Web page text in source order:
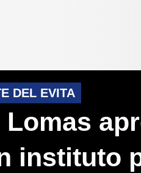
DEL EVITA
instituto